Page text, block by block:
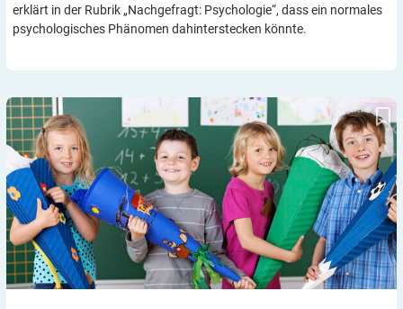
erklärt in der Rubrik „Nachgefragt: Psychologie“, dass ein normales
psychologisches Phänomen dahinterstecken könnte.
Schulleistungen: Welche Rolle spielt der Diabetes?